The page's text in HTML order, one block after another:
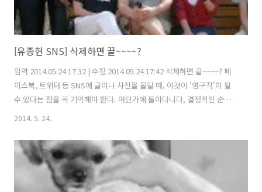
[유종현 SNS] 삭제하면 끝~~~~?
입력 2014.05.24 17:32 | 수정 2014.05.24 17:42 삭제하면 끝~~~~? 페
이스북, 트위터 등 SNS에 글이나 사진을 올릴 때, 이것이 '영구적'이 될
수 있다는 점을 꼭 기억해야 한다. 어딘가에 돌아다니다, 결정적인 순간
에 갑자기 망령같이 나타나 내게 피해를 줄 수 있다. SNS에서 사생활 침
생활은 있어도 사생활 보호는 없다" "뒤통수 맞는게 걱정 된다면, 아예
문제가 될 일을 하지 말라" #페이스북 #트위터 #SNS 글. 유종현 건설워
커 대표 유종현은 취업포털 건설워커 대표, 메디컬잡 대표, (주)컴테크컨
설팅의 대표이사로 재직 중이며, 취업전문가, 잡(JOB)칼럼니스트, 뉴스
2014. 5. 24.